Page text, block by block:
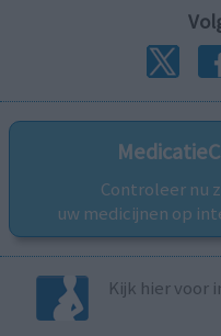
Controleer nu
uw medicijnen op
Kijk hier voor